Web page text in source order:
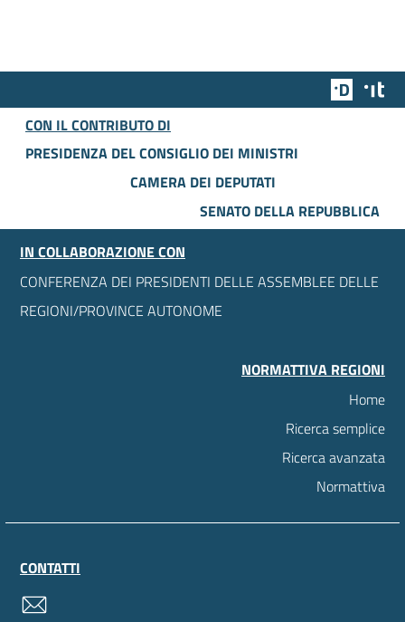
Team
CON IL CONTRIBUTO DI
PRESIDENZA DEL CONSIGLIO DEI MINISTRI
CAMERA DEI DEPUTATI
SENATO DELLA REPUBBLICA
IN COLLABORAZIONE CON
CONFERENZA DEI PRESIDENTI DELLE ASSEMBLEE DELLE
REGIONI/PROVINCE AUTONOME
NORMATTIVA REGIONI
Home
Ricerca semplice
Ricerca avanzata
Normattiva
CONTATTI